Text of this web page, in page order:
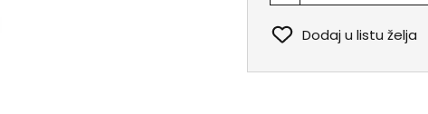
Dodaj u listu želja